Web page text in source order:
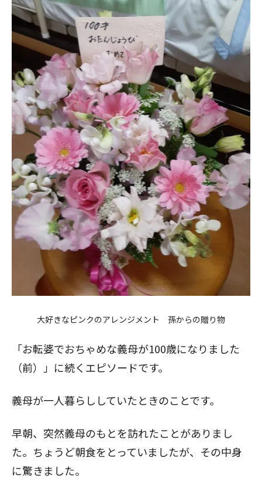
大好きなピンクのアレンジメント 孫からの贈り物
「お転婆でおちゃめな義母が100歳になりました
（前）」 に続くエピソードです。
義母が一人暮らししていたときのことです。
早朝、突然義母のもとを訪れたことがありまし
た。ちょうど朝食をとっていましたが、その中身
に驚きました。